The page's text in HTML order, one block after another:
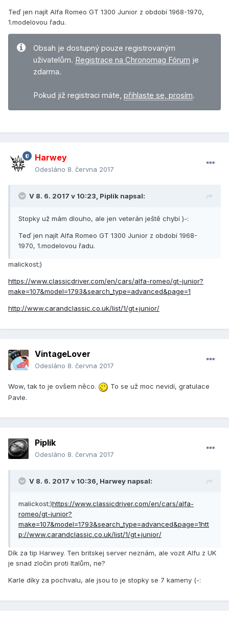
Teď jen najít Alfa Romeo GT 1300 Junior z období 1968-1970,
1.modelovou řadu.
Obsah je dostupný pouze registrovaným
uživatelům. Registrace na Chronomag Fórum je
zdarma.
Pokud již registraci máte, přihlaste se, prosím.
Harwey
Odesláno 8. června 2017
V 8. 6. 2017 v 10:23, Piplík napsal:
Stopky už mám dlouho, ale jen veterán ještě chybí )-:
Teď jen najít Alfa Romeo GT 1300 Junior z období 1968-
1970, 1.modelovou řadu.
malickost;)
https://www.classicdriver.com/en/cars/alfa-romeo/gt-junior?
make=107&model=1793&search_type=advanced&page=1
http://www.carandclassic.co.uk/list/1/gt+junior/
VintageLover
Odesláno 8. června 2017
Wow, tak to je ovšem něco.
To se už moc nevidí, gratulace
Pavle.
Piplík
Odesláno 8. června 2017
V 8. 6. 2017 v 10:36, Harwey napsal:
malickost;)https://www.classicdriver.com/en/cars/alfa-
romeo/gt-junior?
make=107&model=1793&search_type=advanced&page=1htt
p://www.carandclassic.co.uk/list/1/gt+junior/
Dík za tip Harwey. Ten britskej server neznám, ale vozit Alfu z UK
je snad zločin proti Italům, ne?
Karle díky za pochvalu, ale jsou to je stopky se 7 kameny (-: